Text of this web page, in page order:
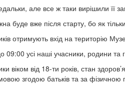
але все ж таки вирішили її
буде вже після старту, бо як
отримують вхід на територію
усі наші учасники, родини та
віком від 18-ти років, стан
згодою батьків та за фізичною